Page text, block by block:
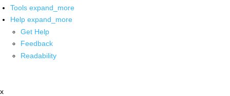
Tools expand_more
Help expand_more
Get Help
Feedback
Readability
x